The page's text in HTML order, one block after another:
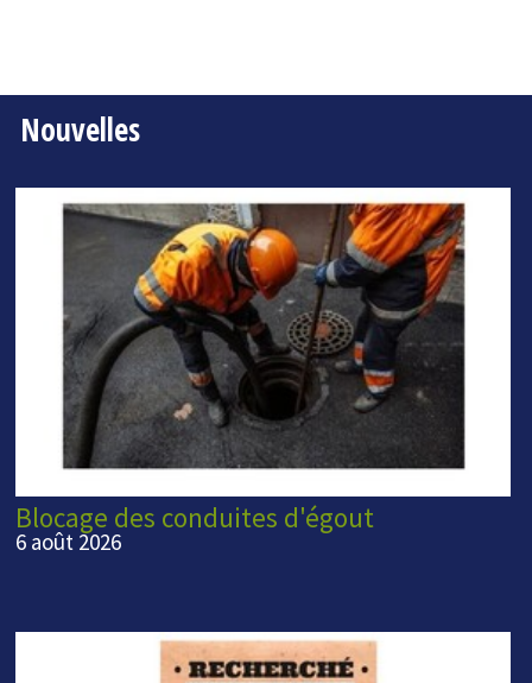
Nouvelles
Blocage des conduites d'égout
6 août 2026